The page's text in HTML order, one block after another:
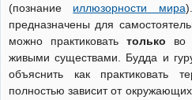
(познание иллюзорности мира
предназначены для
можно практиковать только во
живыми существами. Будда и
объяснить как практиковать
полностью зависит от